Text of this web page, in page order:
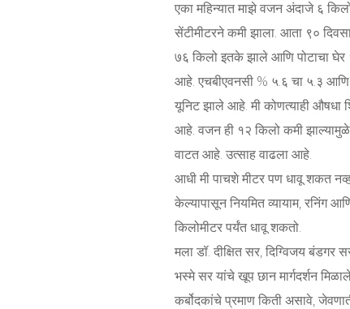
एका महिन्यात माझे वजन अंदाजे ६
सेंटीमीटरने कमी झाला. आता ९०
७६ किलो इतके झाले आणि पोटाचा घेर
आहे. एचबीएवनसी % ५.६ चा ५.३
यूनिट झाले आहे. मी कोणत्याही औषधा
आहे. वजन ही १२ किलो कमी
वाटत आहे. उत्साह वाढला आहे.
आधी मी पाचशे मीटर पण धावू शकत
केल्यापासून नियमित व्यायाम, रनिंग
किलोमीटर पर्यंत धावू शकतो.
मला डॉ. दीक्षित सर, दिग्विजय
भस्मे सर यांचे खूप छान मार्गदर्शन
कर्बोदकांचे प्रमाण किती असावे,